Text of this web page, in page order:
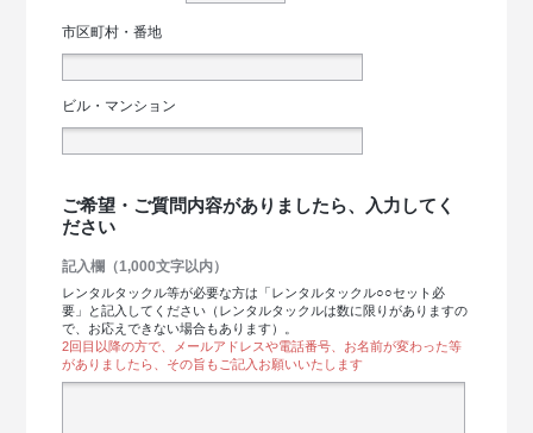
市区町村・番地
ビル・マンション
ご希望・ご質問内容がありましたら、入力してく
ださい
記入欄（1,000文字以内）
レンタルタックル等が必要な方は「レンタルタックル○○セット必
要」と記入してください（レンタルタックルは数に限りがありますの
で、お応えできない場合もあります）。
2回目以降の方で、メールアドレスや電話番号、お名前が変わった等
がありましたら、その旨もご記入お願いいたします